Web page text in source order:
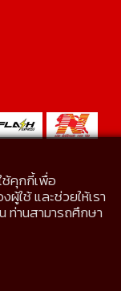
ช้คุกกี้เพื่อ
ใช้ และช่วยให้เรา
ท่านสามารถศึกษา